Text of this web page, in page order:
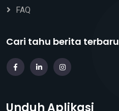
FAQ
Cari tahu berita terbaru
Unduh Aplikasi